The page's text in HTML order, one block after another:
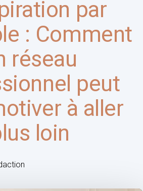
par
: Comment
réseau
peut
à aller
loin